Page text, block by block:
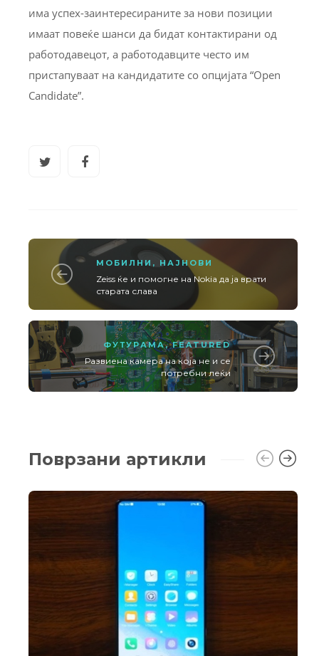
има успех-заинтересираните за нови позиции
имаат повеќе шанси да бидат контактирани од
работодавецот, а работодавците често им
пристапуваат на кандидатите со опцијата “Open
Candidate”.
МОБИЛНИ , НАЈНОВИ
Zeiss ќе и помогне на Nokia да ја врати
старата слава
ФУТУРАМА,FEATURED
Развиена камера на која не и се
потребни леќи
Поврзани артикли